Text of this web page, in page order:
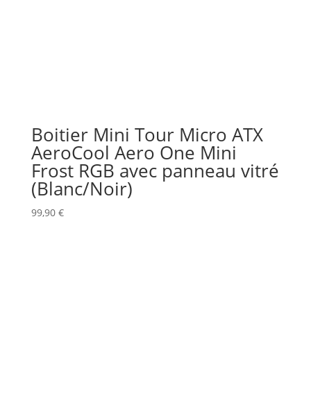
Boitier Mini Tour Micro ATX
AeroCool Aero One Mini
Frost RGB avec panneau vitré
(Blanc/Noir)
99,90 €